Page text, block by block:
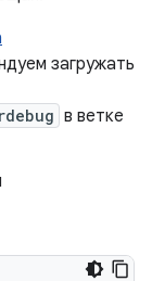
загружать
в ветке